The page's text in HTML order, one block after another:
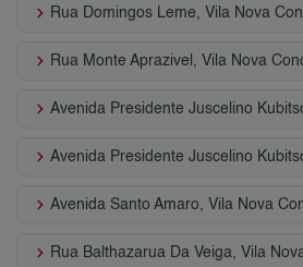
keyboard_arrow_right Rua Domingos Leme, Vila Nova
keyboard_arrow_right Rua Monte Aprazivel, Vila Nova
keyboard_arrow_right
keyboard_arrow_right
keyboard_arrow_right Avenida Santo Amaro, Vila Nova
keyboard_arrow_right Rua Balthazarua Da Veiga, Vila